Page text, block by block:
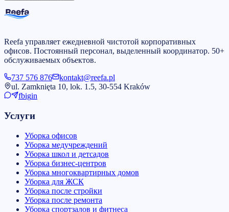
Reefa управляет ежедневной чистотой корпоративных
офисов. Постоянный персонал, выделенный координатор. 50+
обслуживаемых объектов.
737 576 876
kontakt@reefa.pl
ul. Zamknięta 10, lok. 1.5, 30-554 Kraków
fbigin
Услуги
Уборка офисов
Уборка медучреждений
Уборка школ и детсадов
Уборка бизнес-центров
Уборка многоквартирных домов
Уборка для ЖСК
Уборка после стройки
Уборка после ремонта
Уборка спортзалов и фитнеса